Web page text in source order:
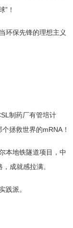
”！
环保先锋的理想主义
制药厂有管培计
拯救世界的mRNA！
本地铁隧道项目，中
成就感拉满。
践派。